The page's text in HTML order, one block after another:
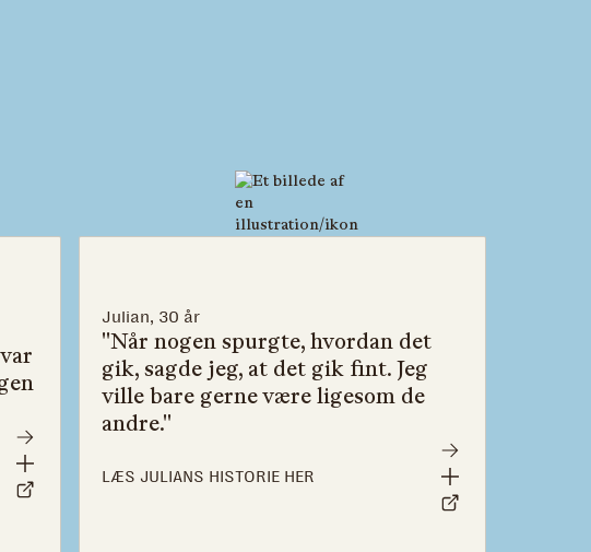
Julian, 30 år
"Når nogen spurgte, hvordan det
gik, sagde jeg, at det gik fint. Jeg
ville bare gerne være ligesom de
andre."
LÆS JULIANS HISTORIE HER